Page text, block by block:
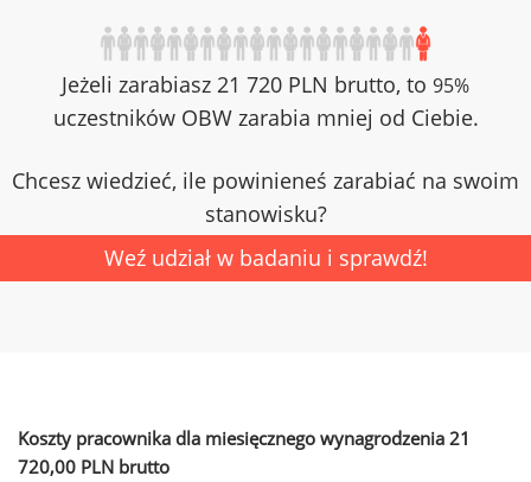
Jeżeli zarabiasz 21 720 PLN brutto, to 95%
uczestników OBW zarabia mniej od Ciebie.
Chcesz wiedzieć, ile powinieneś zarabiać na swoim
stanowisku?
Weź udział w badaniu i sprawdź!
Koszty pracownika dla miesięcznego wynagrodzenia 21
720,00 PLN brutto